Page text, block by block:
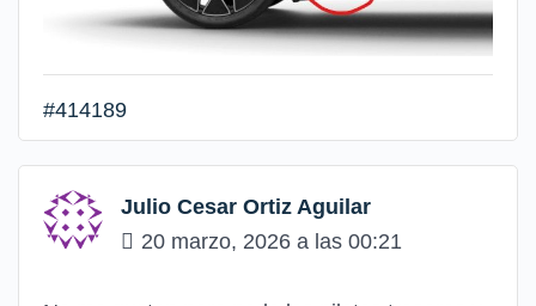
#414189
Julio Cesar Ortiz Aguilar
20 marzo, 2026 a las 00:21